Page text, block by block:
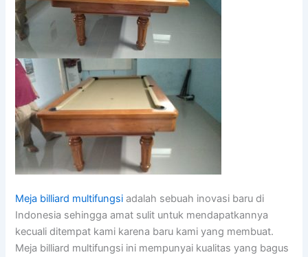
Meja billiard multifungsi adalah sebuah inovasi baru di
Indonesia sehingga amat sulit untuk mendapatkannya
kecuali ditempat kami karena baru kami yang membuat.
Meja billiard multifungsi ini mempunyai kualitas yang bagus